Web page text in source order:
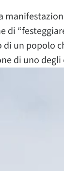
di
di un popolo
di uno